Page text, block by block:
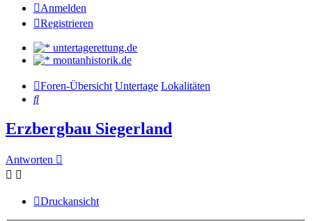
Anmelden
Registrieren
untertagerettung.de
montanhistorik.de
Foren-Übersicht Untertage Lokalitäten
Suche
Erzbergbau Siegerland
Antworten
Druckansicht